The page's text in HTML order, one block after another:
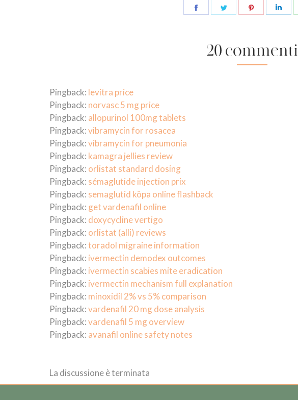
20 commenti
Pingback: levitra price
Pingback: norvasc 5 mg price
Pingback: allopurinol 100mg tablets
Pingback:vibramycin for rosacea
Pingback:vibramycin for pneumonia
Pingback: kamagra jellies review
Pingback: orlistat standard dosing
Pingback: sémaglutide injection prix
Pingback: semaglutid köpa online flashback
Pingback: get vardenafil online
Pingback: doxycycline vertigo
Pingback: orlistat (alli) reviews
Pingback:toradol migraine information
Pingback: ivermectin demodex outcomes
Pingback: ivermectin scabies mite eradication
Pingback: ivermectin mechanism full explanation
Pingback: minoxidil 2% vs 5% comparison
Pingback:vardenafil 20 mg dose analysis
Pingback:vardenafil 5 mg overview
Pingback: avanafil online safety notes
La discussione è terminata